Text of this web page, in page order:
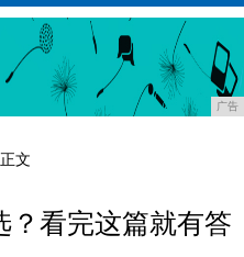
广告
文
？看完这篇就有答